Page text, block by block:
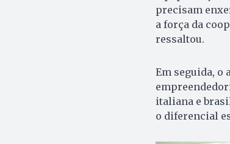
precisam
a força da
ressaltou.
Em seguida, o
italiana e
o diferencial